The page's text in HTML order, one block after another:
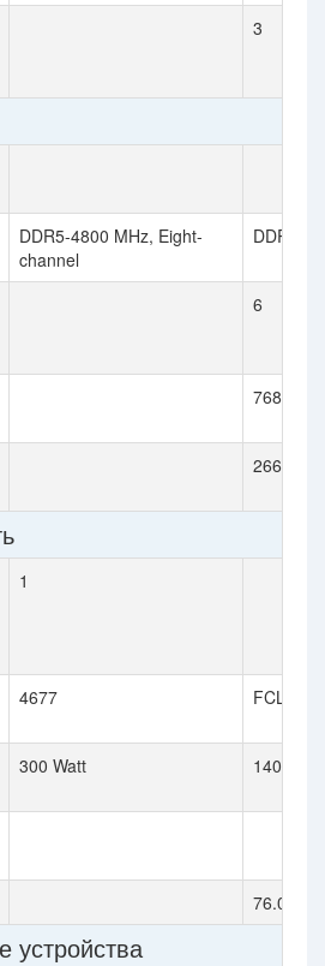
3
DDR5-4800 MHz, Eight-
channel
DDR4-
6
768 GB
2666
1
4677
300 Watt 140 Watt
76.0mm